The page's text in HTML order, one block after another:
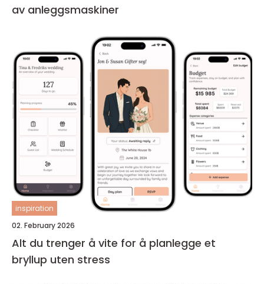
av anleggsmaskiner
inspiration
02. February 2026
Alt du trenger å vite for å planlegge et
bryllup uten stress